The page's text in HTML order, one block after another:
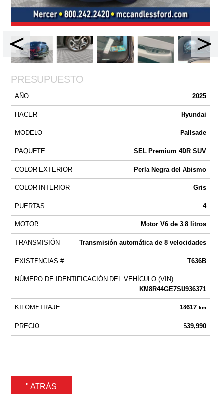
PRESUPUESTO
AÑO 2025
HACER Hyundai
MODELO Palisade
PAQUETE SEL Premium 4DR SUV
COLOR EXTERIOR Perla Negra del Abismo
COLOR INTERIOR Gris
PUERTAS 4
MOTOR Motor V6 de 3.8 litros
TRANSMISIÓN Transmisión automática de 8 velocidades
EXISTENCIAS # T636B
NÚMERO DE IDENTIFICACIÓN DEL VEHÍCULO (VIN):
KM8R44GE7SU936371
KILOMETRAJE 18617 km
PRECIO $39,990
" ATRÁS